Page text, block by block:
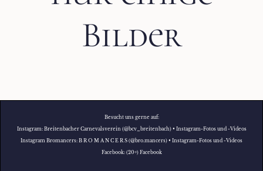
Bilder
Besucht uns gerne auf:
Instagram: Breitenbacher Carnevalsverein (@bcv_breitenbach) • Instagram-Fotos und -Videos
Instagram Bromancers: B R O M A N C E R S (@bro.mancers) • Instagram-Fotos und -Videos
Facebook: (20+) Facebook